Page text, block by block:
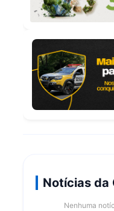
Notícias da
Nenhuma